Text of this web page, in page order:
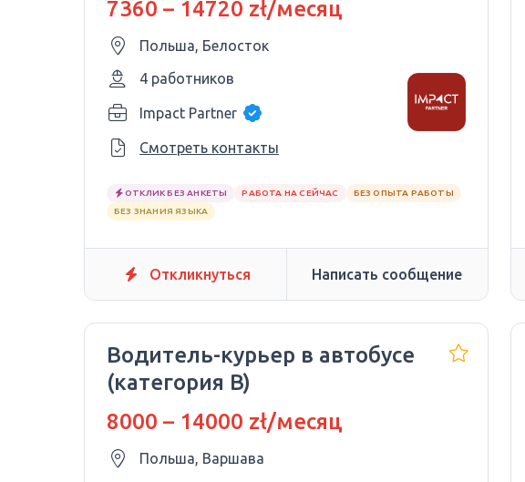
7360 – 14720 zł/месяц
Польша, Белосток
4 работников
Impact Partner
Смотреть контакты
ОТКЛИК БЕЗ АНКЕТЫ РАБОТА НА СЕЙЧАС
БЕЗ ОПЫТА РАБОТЫ
БЕЗ ЗНАНИЯ ЯЗЫКА
Откликнуться Написать сообщение
Водитель-курьер в автобусе
(категория B)
8000 – 14000 zł/месяц
Польша, Варшава